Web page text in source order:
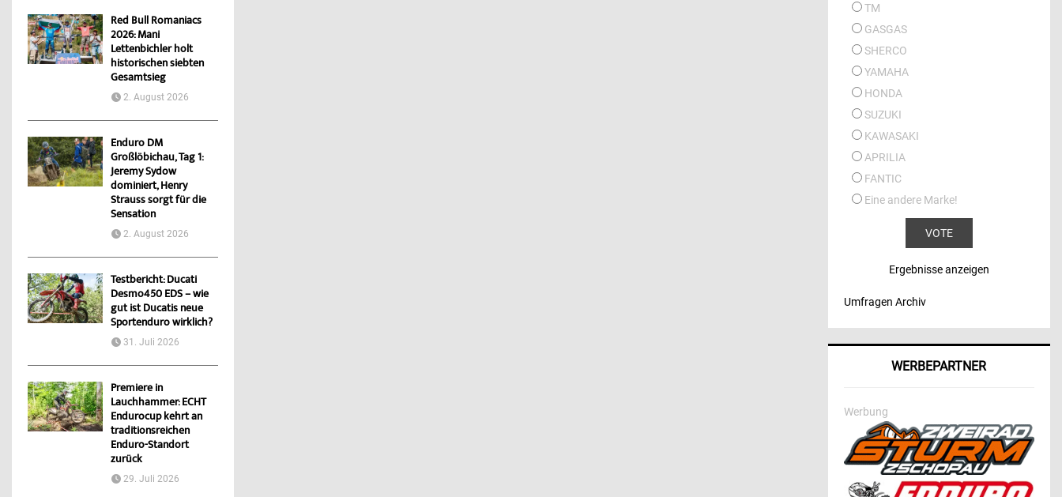
Red Bull Romaniacs
2026: Mani
Lettenbichler holt
historischen siebten
Gesamtsieg
2. August 2026
Enduro DM
Großlöbichau, Tag 1:
Jeremy Sydow
dominiert, Henry
Strauss sorgt für die
Sensation
2. August 2026
Testbericht: Ducati
Desmo450 EDS – wie
gut ist Ducatis neue
Sportenduro wirklich?
31. Juli 2026
Premiere in
Lauchhammer: ECHT
Endurocup kehrt an
traditionsreichen
Enduro-Standort
zurück
29. Juli 2026
TM
GASGAS
SHERCO
YAMAHA
HONDA
SUZUKI
KAWASAKI
APRILIA
FANTIC
Eine andere Marke!
Ergebnisse anzeigen
Umfragen Archiv
WERBEPARTNER
Werbung